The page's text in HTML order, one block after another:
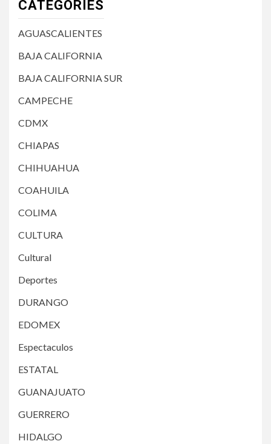
CATEGORIES
AGUASCALIENTES
BAJA CALIFORNIA
BAJA CALIFORNIA SUR
CAMPECHE
CDMX
CHIAPAS
CHIHUAHUA
COAHUILA
COLIMA
CULTURA
Cultural
Deportes
DURANGO
EDOMEX
Espectaculos
ESTATAL
GUANAJUATO
GUERRERO
HIDALGO